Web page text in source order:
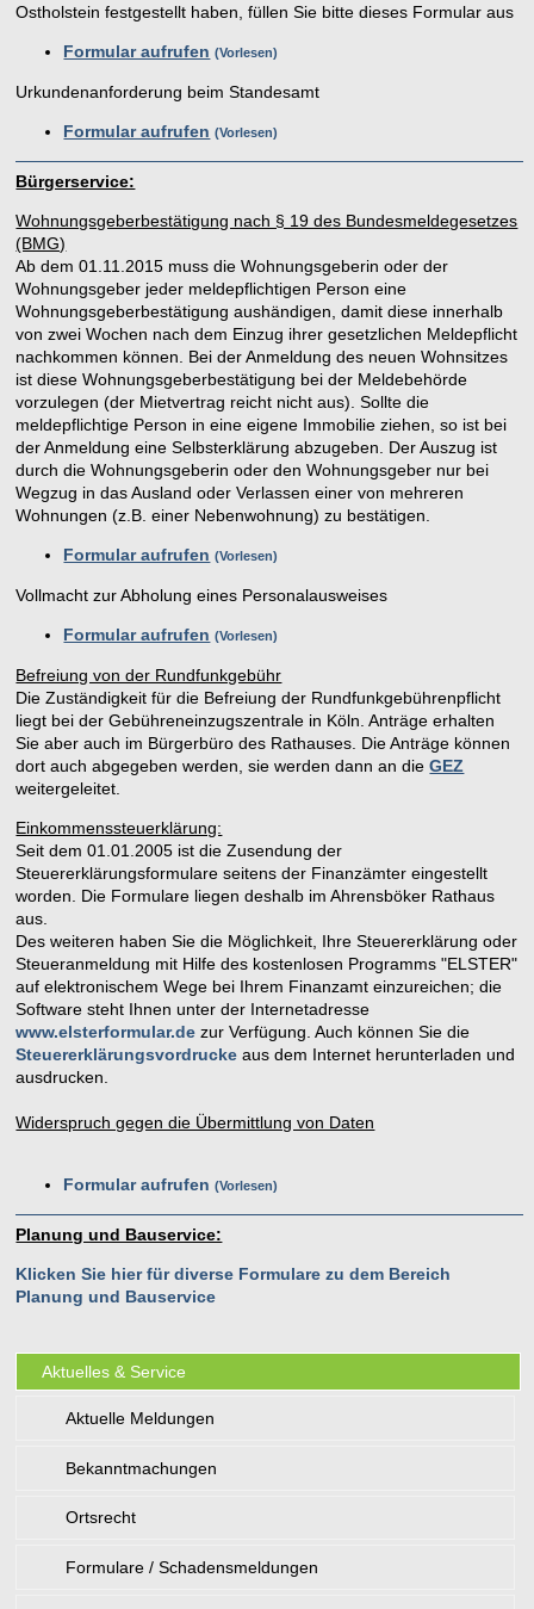
Ostholstein festgestellt haben, füllen Sie bitte dieses Formular aus
Formular aufrufen Vorlesen
Urkundenanforderung beim Standesamt
Formular aufrufen Vorlesen
Bürgerservice:
Wohnungsgeberbestätigung nach § 19 des Bundesmeldegesetzes
(BMG)
Ab dem 01.11.2015 muss die Wohnungsgeberin oder der
Wohnungsgeber jeder meldepflichtigen Person eine
Wohnungsgeberbestätigung aushändigen, damit diese innerhalb
von zwei Wochen nach dem Einzug ihrer gesetzlichen Meldepflicht
nachkommen können. Bei der Anmeldung des neuen Wohnsitzes
ist diese Wohnungsgeberbestätigung bei der Meldebehörde
vorzulegen (der Mietvertrag reicht nicht aus). Sollte die
meldepflichtige Person in eine eigene Immobilie ziehen, so ist bei
der Anmeldung eine Selbsterklärung abzugeben. Der Auszug ist
durch die Wohnungsgeberin oder den Wohnungsgeber nur bei
Wegzug in das Ausland oder Verlassen einer von mehreren
Wohnungen (z.B. einer Nebenwohnung) zu bestätigen.
Formular aufrufen Vorlesen
Vollmacht zur Abholung eines Personalausweises
Formular aufrufen Vorlesen
Befreiung von der Rundfunkgebühr
Die Zuständigkeit für die Befreiung der Rundfunkgebührenpflicht
liegt bei der Gebühreneinzugszentrale in Köln. Anträge erhalten
Sie aber auch im Bürgerbüro des Rathauses. Die Anträge können
dort auch abgegeben werden, sie werden dann an dieGEZ
weitergeleitet.
Einkommenssteuerklärung:
Seit dem 01.01.2005 ist die Zusendung der
Steuererklärungsformulare seitens der Finanzämter eingestellt
worden. Die Formulare liegen deshalb im Ahrensböker Rathaus
aus.
Des weiteren haben Sie die Möglichkeit, Ihre Steuererklärung oder
Steueranmeldung mit Hilfe des kostenlosen Programms "ELSTER"
auf elektronischem Wege bei Ihrem Finanzamt einzureichen; die
Software steht Ihnen unter der Internetadresse
www.elsterformular.de zur Verfügung. Auch können Sie die
Steuererklärungsvordrucke aus dem Internet herunterladen und
ausdrucken.
Widerspruch gegen die Übermittlung von Daten
Formular aufrufen Vorlesen
Planung und Bauservice:
Klicken Sie hier für diverse Formulare zu dem Bereich
Planung und Bauservice
Aktuelles & Service
Aktuelle Meldungen
Bekanntmachungen
Ortsrecht
Formulare / Schadensmeldungen